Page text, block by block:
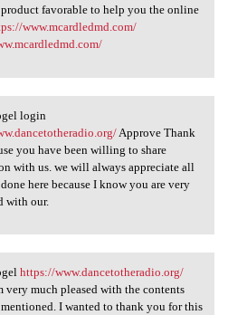
favorable to help you the online
www.mcardledmd.com/
login https:/
login
Approve Thank
you have been willing to share
with us. we will always appreciate all
here because I know you are very
with our.
https://www
https://www.dancetotheradio.org/
very much pleased with the contents
I wanted to thank you for this